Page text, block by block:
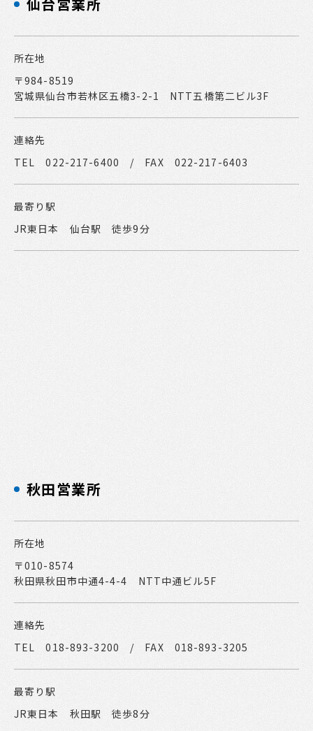
所在地
〒984-8519
宮城県仙台市若林区五橋3-2-1 NTT五橋第二ビル3F
連絡先
TEL 022-217-6400 / FAX 022-217-6403
最寄り駅
JR東日本 仙台駅 徒歩9分
秋田営業所
所在地
〒010-8574
秋田県秋田市中通4-4-4 NTT中通ビル5F
連絡先
TEL 018-893-3200 / FAX 018-893-3205
最寄り駅
JR東日本 秋田駅 徒歩8分